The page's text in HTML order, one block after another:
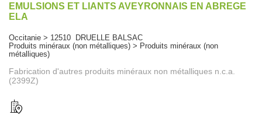
EMULSIONS ET LIANTS AVEYRONNAIS EN ABREGE
ELA
Occitanie > 12510 DRUELLE BALSAC
Produits minéraux (non métalliques) > Produits minéraux (non
métalliques)
Fabrication d'autres produits minéraux non métalliques n.c.a.
(2399Z)